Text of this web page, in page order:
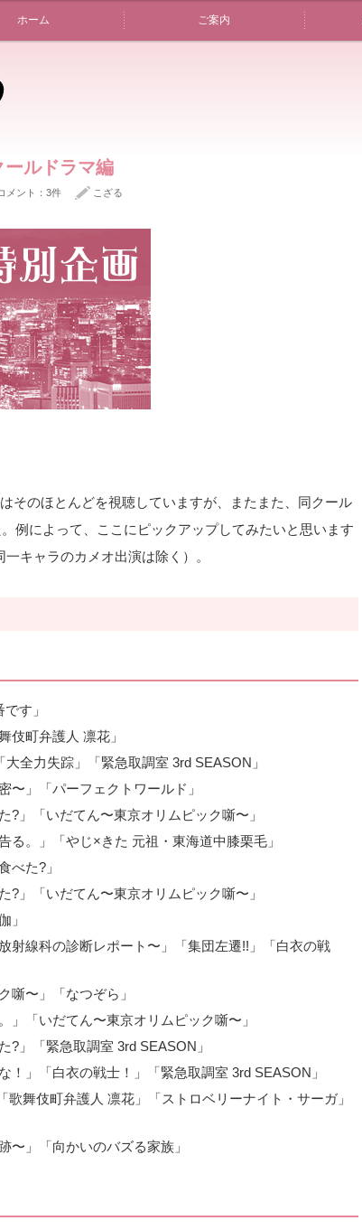
ホーム ご案内
ールドラマ編
メント：3件 こざる
そのほとんどを視聴していますが、またまた、同クール
例によって、ここにピックアップしてみたいと思います
キャラのカメオ出演は除く）。
す」
伎町弁護人 凛花」
全力失踪」「緊急取調室 3rd SEASON」
〜」「パーフェクトワールド」
?」「いだてん〜東京オリムピック噺〜」
る。」「やじ×きた 元祖・東海道中膝栗毛」
べた?」
?」「いだてん〜東京オリムピック噺〜」
」
射線科の診断レポート〜」「集団左遷!!」「白衣の戦
噺〜」「なつぞら」
」「いだてん〜東京オリムピック噺〜」
?」「緊急取調室 3rd SEASON」
！」「白衣の戦士！」「緊急取調室 3rd SEASON」
舞伎町弁護人 凛花」「ストロベリーナイト・サーガ」
〜」「向かいのバズる家族」